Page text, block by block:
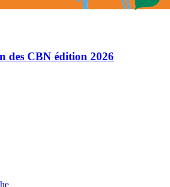
des CBN édition 2026